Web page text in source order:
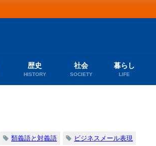
歴史
HISTORY
社会
SOCIETY
暮らし
LIFE
類義語と対義語 ビジネスメール表現